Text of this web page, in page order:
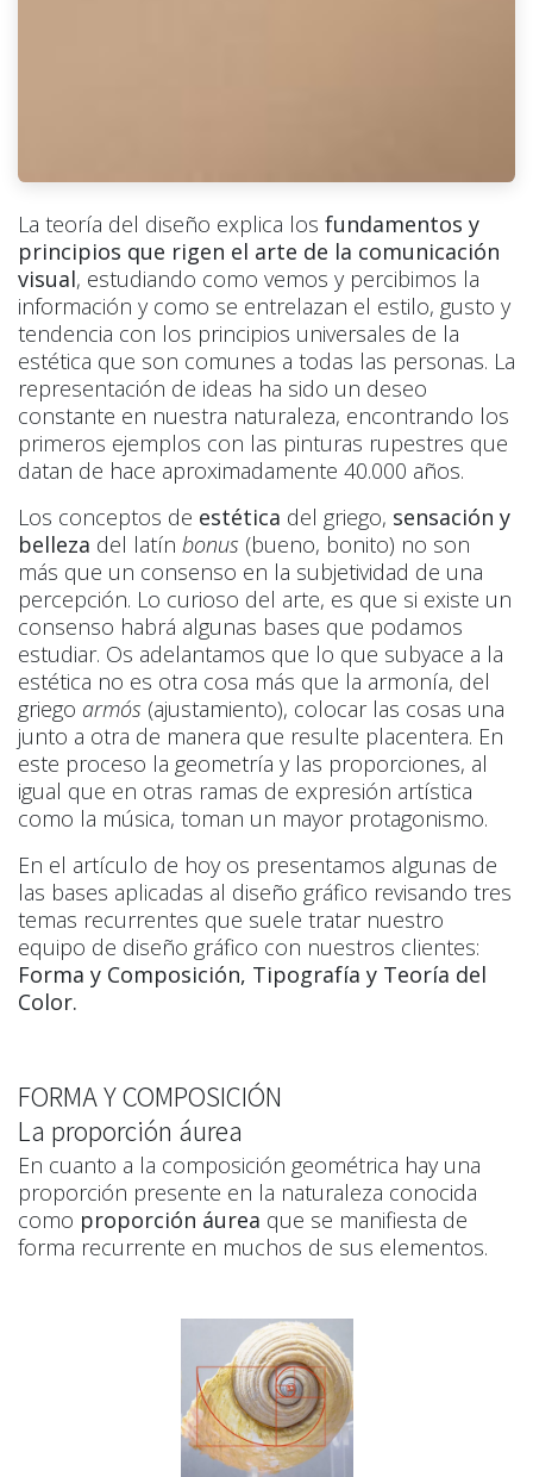
La teoría del diseño explica los fundamentos y
principios que rigen el arte de la comunicación
visual, estudiando como vemos y percibimos la
información y como se entrelazan el estilo, gusto y
tendencia con los principios universales de la
estética que son comunes a todas las personas. La
representación de ideas ha sido un deseo
constante en nuestra naturaleza, encontrando los
primeros ejemplos con las pinturas rupestres que
datan de hace aproximadamente 40.000 años.
Los conceptos de estética del griego, sensación y
belleza del latín bonus (bueno, bonito) no son
más que un consenso en la subjetividad de una
percepción. Lo curioso del arte, es que si existe un
consenso habrá algunas bases que podamos
estudiar. Os adelantamos que lo que subyace a la
estética no es otra cosa más que la armonía, del
griego armós (ajustamiento), colocar las cosas una
junto a otra de manera que resulte placentera. En
este proceso la geometría y las proporciones, al
igual que en otras ramas de expresión artística
como la música, toman un mayor protagonismo.
En el artículo de hoy os presentamos algunas de
las bases aplicadas al diseño gráfico revisando tres
temas recurrentes que suele tratar nuestro
equipo de diseño gráfico con nuestros clientes:
Forma y Composición, Tipografía y Teoría del
Color.
FORMA Y COMPOSICIÓN
La proporción áurea
En cuanto a la composición geométrica hay una
proporción presente en la naturaleza conocida
como proporción áurea que se manifiesta de
forma recurrente en muchos de sus elementos.